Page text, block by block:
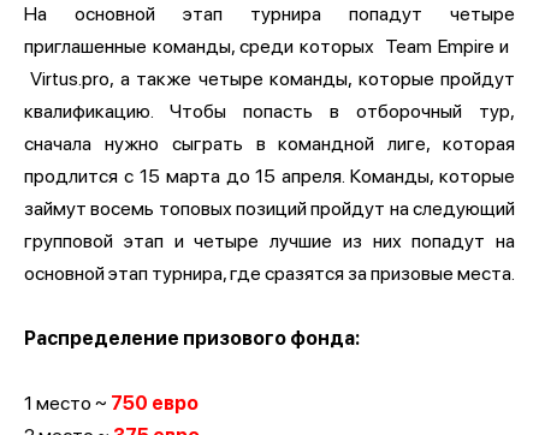
На основной этап турнира попадут четыре
приглашенные команды, среди которых Team Empire и
Virtus.pro, а также четыре команды, которые пройдут
квалификацию. Чтобы попасть в отборочный тур,
сначала нужно сыграть в командной лиге, которая
продлится с 15 марта до 15 апреля. Команды, которые
займут восемь топовых позиций пройдут на следующий
групповой этап и четыре лучшие из них попадут на
основной этап турнира, где сразятся за призовые места.
Распределение призового фонда:
1 место ~ 750 евро